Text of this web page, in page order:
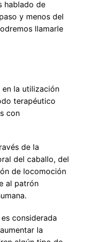
hablado de
y menos del
llamarle
la utilización
terapéutico
con
de la
del caballo, del
de locomoción
al patrón
es considerada
la